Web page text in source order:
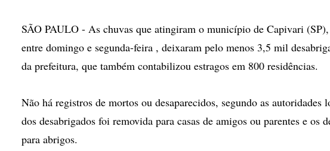
SÃO PAULO - As chuvas que atingiram o município de Capivari
entre domingo e segunda-feira , deixaram pelo menos 3,5 mil
da prefeitura, que também contabilizou estragos em 800 residências.
Não há registros de mortos ou desaparecidos, segundo as autoridades
dos desabrigados foi removida para casas de amigos ou parentes e os
para abrigos.